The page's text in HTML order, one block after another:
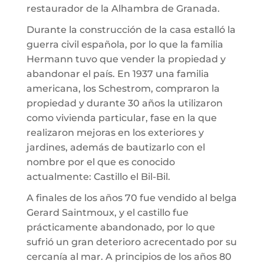
restaurador de la Alhambra de Granada.
Durante la construcción de la casa estalló la
guerra civil española, por lo que la familia
Hermann tuvo que vender la propiedad y
abandonar el país. En 1937 una familia
americana, los Schestrom, compraron la
propiedad y durante 30 años la utilizaron
como vivienda particular, fase en la que
realizaron mejoras en los exteriores y
jardines, además de bautizarlo con el
nombre por el que es conocido
actualmente: Castillo el Bil-Bil.
A finales de los años 70 fue vendido al belga
Gerard Saintmoux, y el castillo fue
prácticamente abandonado, por lo que
sufrió un gran deterioro acrecentado por su
cercanía al mar. A principios de los años 80